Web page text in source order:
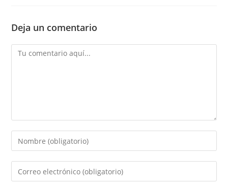
Deja un comentario
Comentario
Introduce
tu
nombre
Introduce
tu